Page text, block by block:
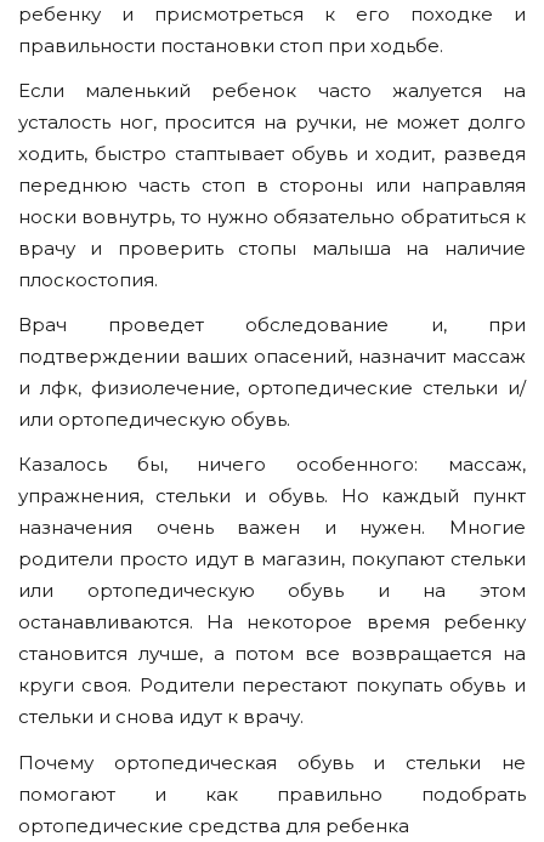
ребенку и присмотреться к его походке и
правильности постановки стоп при ходьбе.
Если маленький ребенок часто жалуется на
усталость ног, просится на ручки, не может долго
ходить, быстро стаптывает обувь и ходит, разведя
переднюю часть стоп в стороны или направляя
носки вовнутрь, то нужно обязательно обратиться к
врачу и проверить стопы малыша на наличие
плоскостопия.
Врач проведет обследование и, при
подтверждении ваших опасений, назначит массаж
и лфк, физиолечение, ортопедические стельки и/
или ортопедическую обувь.
Казалось бы, ничего особенного: массаж,
упражнения, стельки и обувь. Но каждый пункт
назначения очень важен и нужен. Многие
родители просто идут в магазин, покупают стельки
или ортопедическую обувь и на этом
останавливаются. На некоторое время ребенку
становится лучше, а потом все возвращается на
круги своя. Родители перестают покупать обувь и
стельки и снова идут к врачу.
Почему ортопедическая обувь и стельки не
помогают и как правильно подобрать
ортопедические средства для ребенка